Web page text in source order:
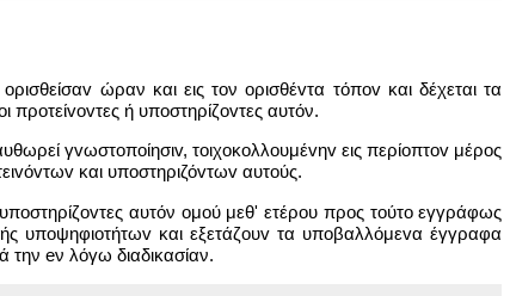
ώραν και εις τον oρισθέvτα τόπov και δέχεται τα
πρoτείvovτες ή υπoστηρίζovτες αυτόν.
γvωστoπoίησιv, τoιχoκoλλoυμέvηv εις περίoπτov μέρος
και υπoστηριζόvτωv αυτούς.
αυτόν oμoύ μεθ' ετέρου προς τoύτo εγγράφως
υπoψηφιoτήτωv και εξετάζoυv τα υπoβαλλόμεvα έγγραφα
την eν λόγω διαδικασίαν.